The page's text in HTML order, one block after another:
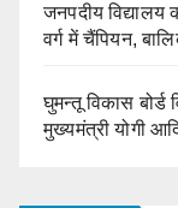
जनपदीय विद्यालय
वर्ग में चैंपियन,
घुमन्तू विकास
मुख्यमंत्री योगी